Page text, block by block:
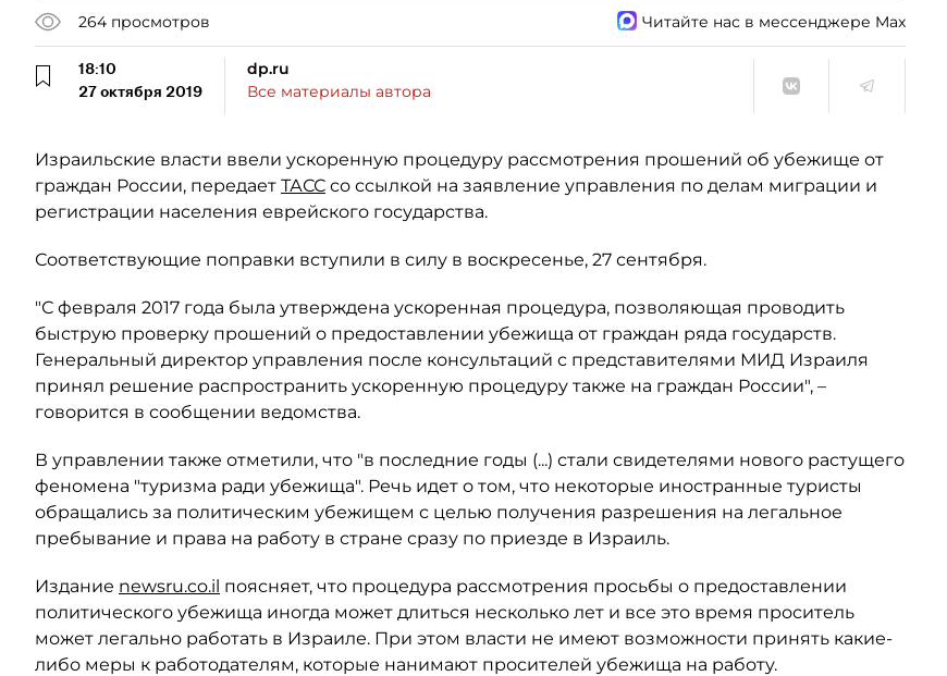
264 просмотров Читайте нас в мессенджере Max
18:10
27 октября 2019
dp.ru
Все материалы автора
Израильские власти ввели ускоренную процедуру рассмотрения прошений об убежище от
граждан России, передает ТАСС со ссылкой на заявление управления по делам миграции и
регистрации населения еврейского государства.
Соответствующие поправки вступили в силу в воскресенье, 27 сентября.
"С февраля 2017 года была утверждена ускоренная процедура, позволяющая проводить
быструю проверку прошений о предоставлении убежища от граждан ряда государств.
Генеральный директор управления после консультаций с представителями МИД Израиля
принял решение распространить ускоренную процедуру также на граждан России", –
говорится в сообщении ведомства.
В управлении также отметили, что "в последние годы (...) стали свидетелями нового растущего
феномена "туризма ради убежища". Речь идет о том, что некоторые иностранные туристы
обращались за политическим убежищем с целью получения разрешения на легальное
пребывание и права на работу в стране сразу по приезде в Израиль.
Издание newsru.co.il поясняет, что процедура рассмотрения просьбы о предоставлении
политического убежища иногда может длиться несколько лет и все это время проситель
может легально работать в Израиле. При этом власти не имеют возможности принять какие-
либо меры к работодателям, которые нанимают просителей убежища на работу.